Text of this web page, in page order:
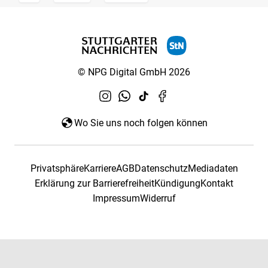
© NPG Digital GmbH 2026
Wo Sie uns noch folgen können
PrivatsphäreKarriereAGBDatenschutzMediadaten
Erklärung zur BarrierefreiheitKündigungKontakt
ImpressumWiderruf